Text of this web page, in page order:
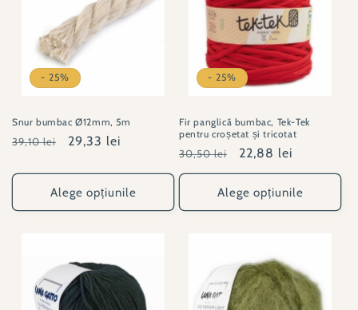
- 25%
Snur bumbac Ø12mm, 5m
Preț
39,10 lei
Preț
29,33 lei
Alege opțiunile
- 25%
Fir panglică bumbac, Tek-Tek
pentru croșetat și tricotat
Preț
obișnuit
30,50 lei
Preț
redus
22,88 lei
Alege opțiunile